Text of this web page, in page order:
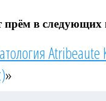
прём в
Atribeaute
»